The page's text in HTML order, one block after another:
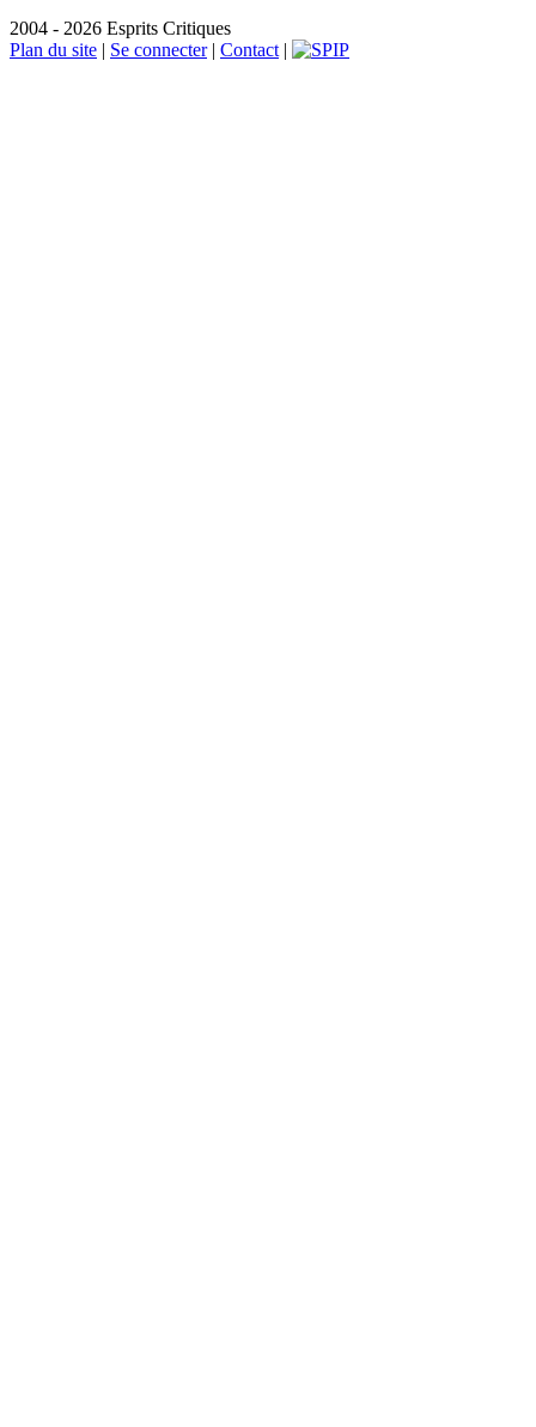
2004 - 2026 Esprits Critiques
Plan du site | Se connecter| Contact |